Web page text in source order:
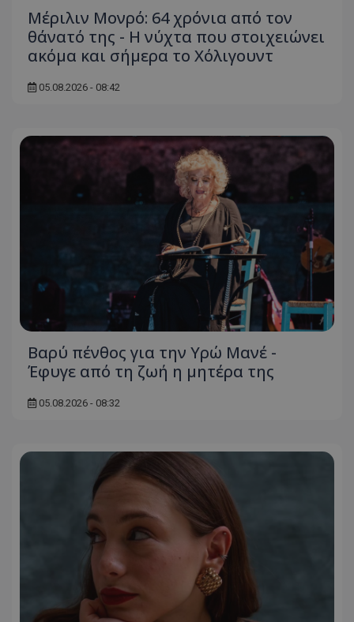
Μέριλιν Μονρό: 64 χρόνια από τον
θάνατό της - Η νύχτα που στοιχειώνει
ακόμα και σήμερα το Χόλιγουντ
05.08.2026 - 08:42
Βαρύ πένθος για την Υρώ Μανέ -
Έφυγε από τη ζωή η μητέρα της
05.08.2026 - 08:32